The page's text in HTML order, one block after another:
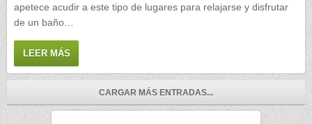
apetece acudir a este tipo de lugares para relajarse y disfrutar
de un baño…
LEER MÁS
CARGAR MÁS ENTRADAS...